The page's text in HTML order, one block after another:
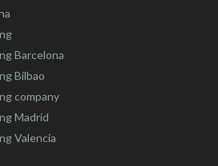
Barcelona
Bilbao
company
Madrid
Valencia